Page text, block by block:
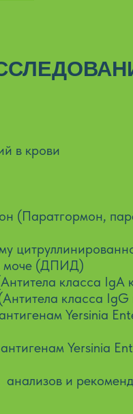
в крови
(Паратгормон,
моче (ДПИД)
класса IgA
класса
Yersinia
Yersinia
анализов и